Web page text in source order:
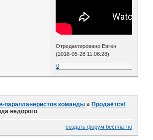
Отредактировано Евген
(2016-05-28 11:06:28)
0
парапланеристов команды »Продаётся!
недорого
создать форум бесплатно